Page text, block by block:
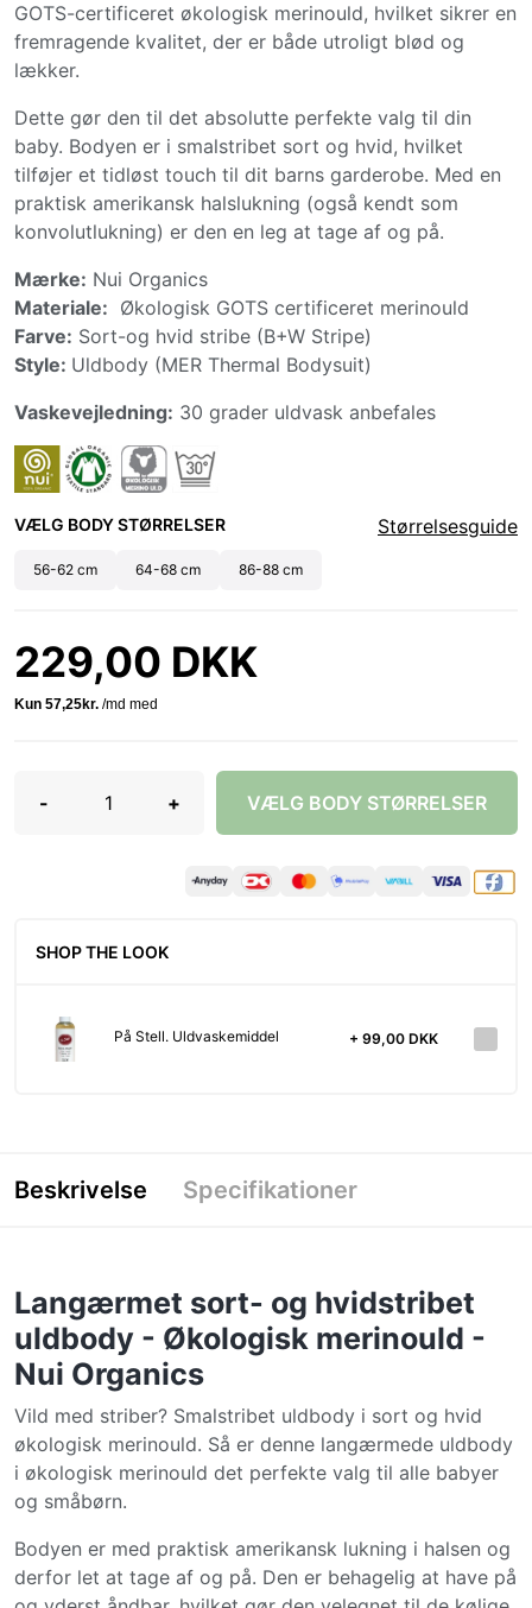
GOTS-certificeret økologisk merinould, hvilket sikrer en
fremragende kvalitet, der er både utroligt blød og
lækker.
Dette gør den til det absolutte perfekte valg til din
baby. Bodyen er i smalstribet sort og hvid, hvilket
tilføjer et tidløst touch til dit barns garderobe. Med en
praktisk amerikansk halslukning (også kendt som
konvolutlukning) er den en leg at tage af og på.
Mærke: Nui Organics
Materiale: Økologisk GOTS certificeret merinould
Farve: Sort-og hvid stribe (B+W Stripe)
Style: Uldbody (MER Thermal Bodysuit)
Vaskevejledning: 30 grader uldvask anbefales
VÆLG BODY STØRRELSER Størrelsesguide
56-62 cm 64-68 cm 86-88 cm
229,00 DKK
- + VÆLG BODY STØRRELSER
SHOP THE LOOK
På Stell. Uldvaskemiddel + 99,00 DKK
Beskrivelse Specifikationer
Langærmet sort- og hvidstribet
uldbody - Økologisk merinould -
Nui Organics
Vild med striber? Smalstribet uldbody i sort og hvid
økologisk merinould. Så er denne langærmede uldbody
i økologisk merinould det perfekte valg til alle babyer
og småbørn.
Bodyen er med praktisk amerikansk lukning i halsen og
derfor let at tage af og på. Den er behagelig at have på